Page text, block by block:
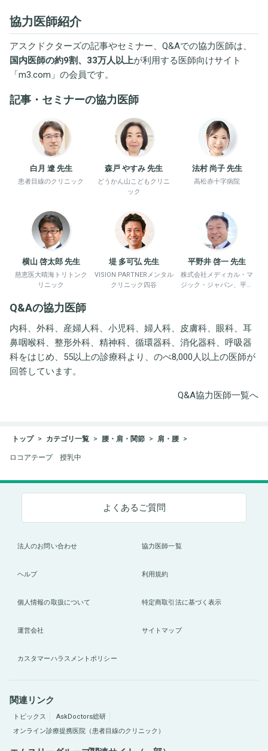
協力医師紹介
アスクドクターズの記事やセミナー、Q&Aでの協力医師は、
国内医師の約9割、33万人以上が利用する医師向けサイト
「m3.com 」の会員です。
記事・セミナーの協力医師
白月 遼 先生
患者目線のクリニック
森戸 やすみ 先生
どうかん山こどもクリニ
ック
法村 尚子 先生
高松赤十字病院
横山 啓太郎 先生
慈恵医大晴海トリトンク
リニック
堤 多可弘 先生
VISION PARTNERメンタル
クリニック四谷
平野井 啓一 先生
株式会社メディカル・マ
ジック・ジャパン、平野
Q&Aの協力医師
内科、外科、産婦人科、小児科、婦人科、皮膚科、眼科、耳
鼻咽喉科、整形外科、精神科、循環器科、消化器科、呼吸器
科をはじめ、55以上の診療科より、のべ8,000人以上の医師が
回答しています。
Q&A協力医師一覧へ
トップ カテゴリ一覧 腰・肩・関節 肩・腰
ロコアテープ 授乳中
よくあるご質問
法人のお問い合わせ 協力医師一覧
ヘルプ 利用規約
個人情報の取扱について 特定商取引法に基づく表示
運営会社 サイトマップ
カスタマーハラスメントポリシー
関連リンク
トピックス
AskDoctors総研
オンライン診療提携医院（患者目線のクリニック）